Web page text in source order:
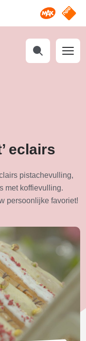
Omroep
NPO
eclairs
pistachevulling,
met koffievulling.
persoonlijke favoriet!